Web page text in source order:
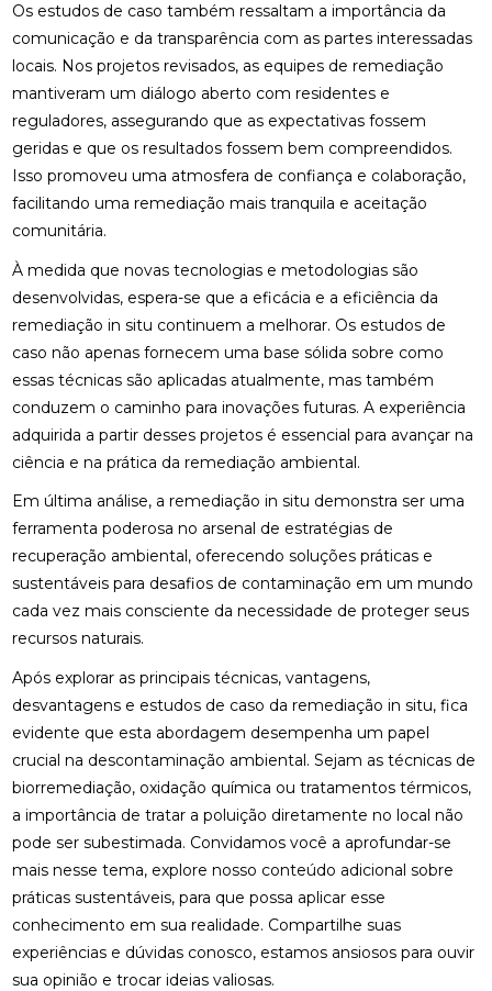
Os estudos de caso também ressaltam a importância da
comunicação e da transparência com as partes interessadas
locais. Nos projetos revisados, as equipes de remediação
mantiveram um diálogo aberto com residentes e
reguladores, assegurando que as expectativas fossem
geridas e que os resultados fossem bem compreendidos.
Isso promoveu uma atmosfera de confiança e colaboração,
facilitando uma remediação mais tranquila e aceitação
comunitária.
À medida que novas tecnologias e metodologias são
desenvolvidas, espera-se que a eficácia e a eficiência da
remediação in situ continuem a melhorar. Os estudos de
caso não apenas fornecem uma base sólida sobre como
essas técnicas são aplicadas atualmente, mas também
conduzem o caminho para inovações futuras. A experiência
adquirida a partir desses projetos é essencial para avançar na
ciência e na prática da remediação ambiental.
Em última análise, a remediação in situ demonstra ser uma
ferramenta poderosa no arsenal de estratégias de
recuperação ambiental, oferecendo soluções práticas e
sustentáveis para desafios de contaminação em um mundo
cada vez mais consciente da necessidade de proteger seus
recursos naturais.
Após explorar as principais técnicas, vantagens,
desvantagens e estudos de caso da remediação in situ, fica
evidente que esta abordagem desempenha um papel
crucial na descontaminação ambiental. Sejam as técnicas de
biorremediação, oxidação química ou tratamentos térmicos,
a importância de tratar a poluição diretamente no local não
pode ser subestimada. Convidamos você a aprofundar-se
mais nesse tema, explore nosso conteúdo adicional sobre
práticas sustentáveis, para que possa aplicar esse
conhecimento em sua realidade. Compartilhe suas
experiências e dúvidas conosco, estamos ansiosos para ouvir
sua opinião e trocar ideias valiosas.